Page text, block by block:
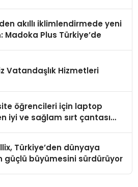
akıllı iklimlendirmede yeni
Madoka Plus Türkiye’de
Vatandaşlık Hizmetleri
öğrencileri için laptop
iyi ve sağlam sırt çantası
Türkiye’den dünyaya
güçlü büyümesini sürdürüyor